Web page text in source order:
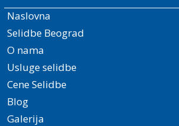
Naslovna
Selidbe Beograd
O nama
Usluge selidbe
Cene Selidbe
Blog
Galerija